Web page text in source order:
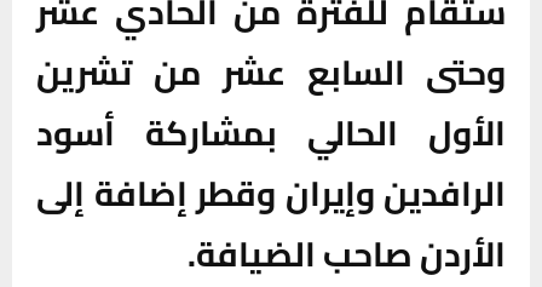
وحتى السابع عشر من تشرين
الأول الحالي بمشاركة أسود
الرافدين وإيران وقطر إضافة إلى
الأردن صاحب الضيافة.